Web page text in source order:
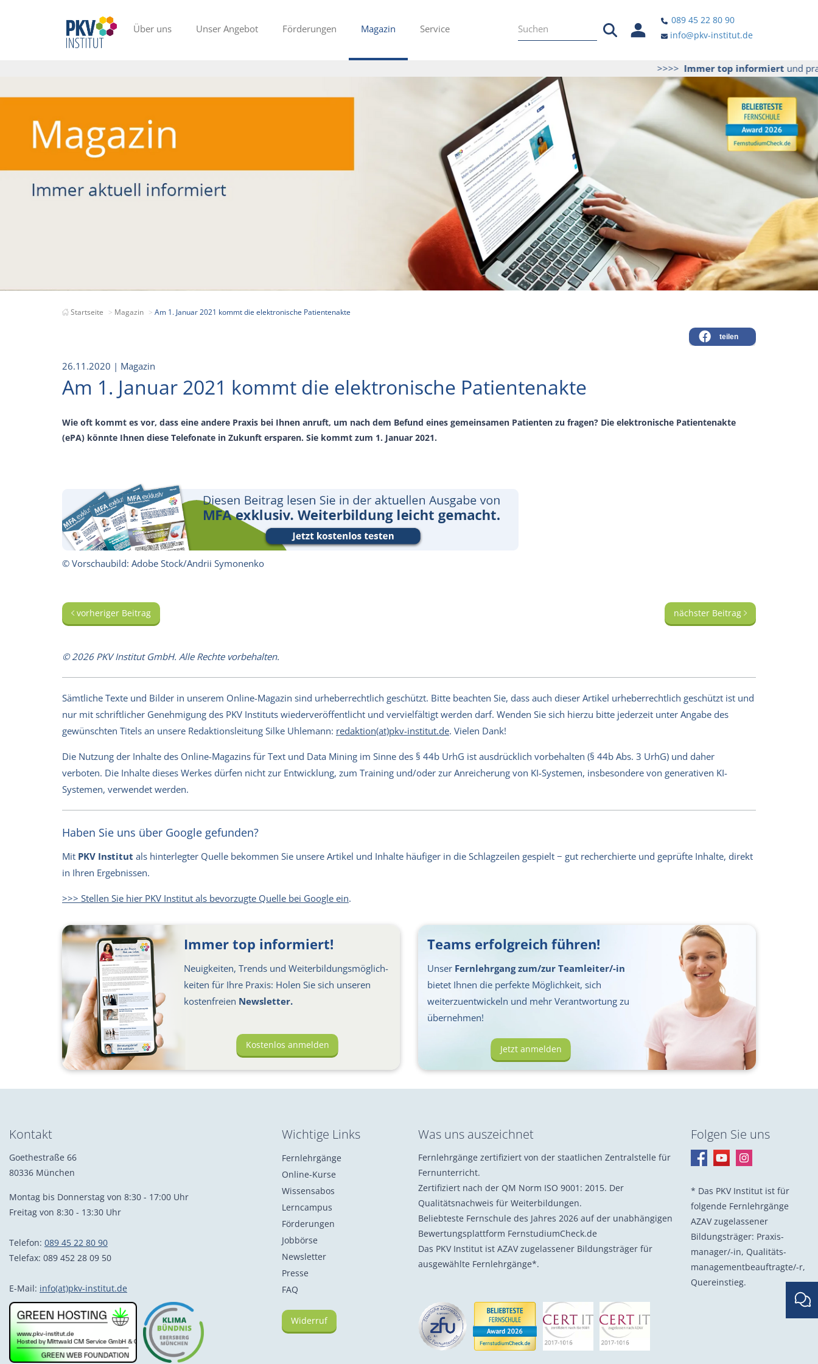
Über uns Unser Angebot Förderungen Magazin Service
089 45 22 80 90
info@pkv-institut.de
>>>>Immer top informiertund
Startseite Magazin Am 1. Januar 2021 kommt die elektronische Patientenakte
teilen
26.11.2020 | Magazin
Am 1. Januar 2021 kommt die elektronische Patientenakte
Wie oft kommt es vor, dass eine andere Praxis bei Ihnen anruft, um nach dem Befund eines gemeinsamen Patienten zu fragen? Die elektronische Patientenakte
(ePA) könnte Ihnen diese Telefonate in Zukunft ersparen. Sie kommt zum 1. Januar 2021.
© Vorschaubild: Adobe Stock/Andrii Symonenko
vorheriger Beitrag nächster Beitrag
© 2026 PKV Institut GmbH. Alle Rechte vorbehalten.
Sämtliche Texte und Bilder in unserem Online-Magazin sind urheberrechtlich geschützt. Bitte beachten Sie, dass auch dieser Artikel urheberrechtlich geschützt ist und
nur mit schriftlicher Genehmigung des PKV Instituts wiederveröffentlicht und vervielfältigt werden darf. Wenden Sie sich hierzu bitte jederzeit unter Angabe des
gewünschten Titels an unsere Redaktionsleitung Silke Uhlemann: redaktion(at)pkv-institut.de. Vielen Dank!
Die Nutzung der Inhalte des Online-Magazins für Text und Data Mining im Sinne des § 44b UrhG ist ausdrücklich vorbehalten (§ 44b Abs. 3 UrhG) und daher
verboten. Die Inhalte dieses Werkes dürfen nicht zur Entwicklung, zum Training und/oder zur Anreicherung von KI-Systemen, insbesondere von generativen KI-
Systemen, verwendet werden.
Haben Sie uns über Google gefunden?
Mit PKV Institut als hinterlegter Quelle bekommen Sie unsere Artikel und Inhalte häufiger in die Schlagzeilen gespielt − gut recherchierte und geprüfte Inhalte, direkt
in Ihren Ergebnissen.
>>> Stellen Sie hier PKV Institut als bevorzugte Quelle bei Google ein.
Immer top informiert!
Neuigkeiten, Trends und Weiter­bil­dungs­möglich­
keiten für Ihre Praxis: Holen Sie sich unseren
kosten­freien Newsletter.
Kostenlos anmelden
Teams erfolgreich führen!
Unser Fernlehrgang zum/zur Teamleiter/-in
bietet Ihnen die perfekte Möglichkeit, sich
weiterzuentwickeln und mehr Verantwortung zu
übernehmen!
Jetzt anmelden
Kontakt
Goethestraße 66
80336 München
Montag bis Donnerstag von 8:30 - 17:00 Uhr
Freitag von 8:30 - 13:30 Uhr
Telefon: 089 45 22 80 90
Telefax: 089 452 28 09 50
E-Mail: info(at)pkv-institut.de
Wichtige Links
Fernlehrgänge
Online-Kurse
Wissensabos
Lerncampus
Förderungen
Jobbörse
Newsletter
Presse
FAQ
Widerruf
Was uns auszeichnet
Fernlehrgänge zertifiziert von der staatlichen Zentralstelle für
Fernunterricht.
Zertifiziert nach der QM Norm ISO 9001: 2015. Der
Qualitätsnachweis für Weiterbildungen.
Beliebteste Fernschule des Jahres 2026 auf der unabhängigen
Bewertungsplattform FernstudiumCheck.de
Das PKV Institut ist AZAV zugelassener Bildungsträger für
ausgewählte Fernlehrgänge*.
Folgen Sie uns
* Das PKV Institut ist für
folgende Fernlehrgänge
AZAV zugelassener
Bildungsträger: Praxis­
manager/-in, Quali­täts­
management­beauf­tragte/-r,
Quer­einstieg.